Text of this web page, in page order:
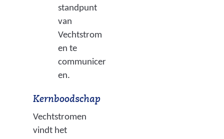
standpunt
van
Vechtstrom
en te
communicer
en.
Kernboodschap
Vechtstromen
vindt het